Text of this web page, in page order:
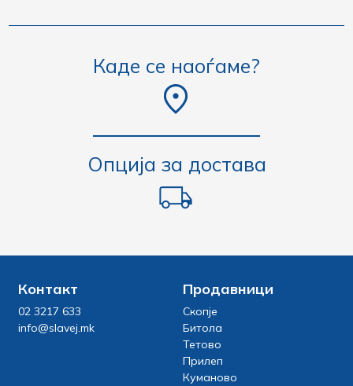
Каде се наоѓаме?
Опција за достава
Контакт
02 3217 633
info@slavej.mk
Продавници
Скопје
Битола
Тетово
Прилеп
Куманово